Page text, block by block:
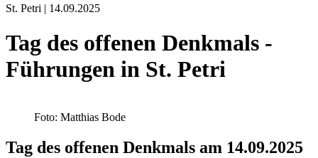
St. Petri | 14.09.2025
Tag des offenen Denkmals -
Führungen in St. Petri
Foto: Matthias Bode
Tag des offenen Denkmals am 14.09.2025